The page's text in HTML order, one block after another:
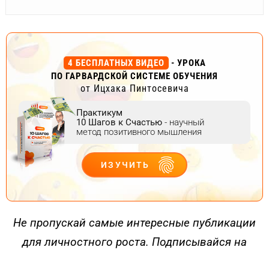
4 БЕСПЛАТНЫХ ВИДЕО
- УРОКА
ПО ГАРВАРДСКОЙ СИСТЕМЕ ОБУЧЕНИЯ
от Ицхака Пинтосевича
Практикум
10 Шагов к Счастью - научный
метод позитивного мышления
ИЗУЧИТЬ
ДЕЙСТВУЙ
Не пропускай самые интересные публикации
для личностного роста. Подписывайся на